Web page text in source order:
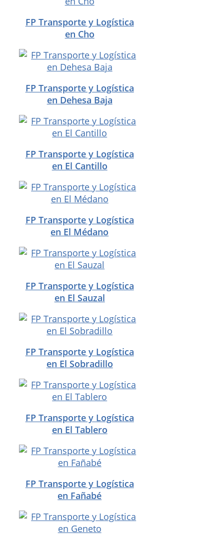
FP Transporte y Logística
en Cho
FP Transporte y Logística
en Dehesa Baja
FP Transporte y Logística
en El Cantillo
FP Transporte y Logística
en El Médano
FP Transporte y Logística
en El Sauzal
FP Transporte y Logística
en El Sobradillo
FP Transporte y Logística
en El Tablero
FP Transporte y Logística
en Fañabé